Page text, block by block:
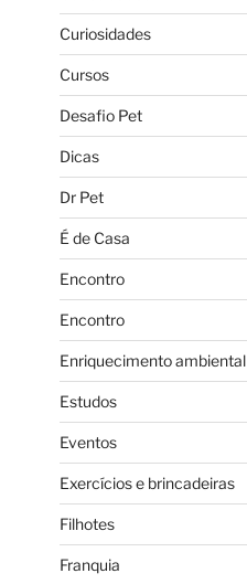
Curiosidades
Cursos
Desafio Pet
Dicas
Dr Pet
É de Casa
Encontro
Encontro
Enriquecimento ambiental
Estudos
Eventos
Exercícios e brincadeiras
Filhotes
Franquia